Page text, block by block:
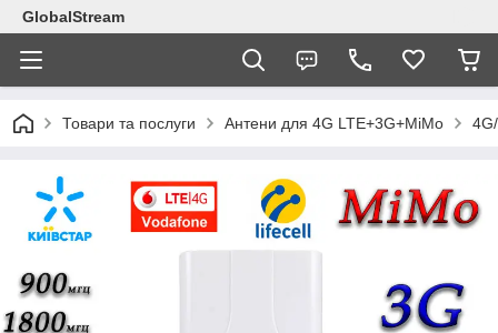
GlobalStream
Товари та послуги Антени для 4G LTE+3G+MiMo